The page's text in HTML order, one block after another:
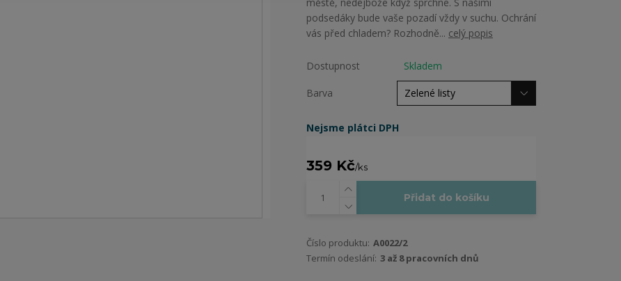
podsedáky bude vaše pozadí vždy v suchu. Ochrání
vás před chladem? Rozhodně... celý popis
Dostupnost Skladem
Barva
Nejsme plátci DPH
359 Kč/ks
Přidat do košíku
Číslo produktu: A0022/2
Termín odeslání: 3 až 8 pracovních dnů